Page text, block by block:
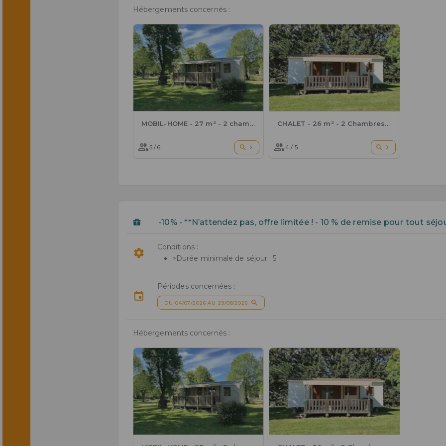
Hébergements concernés :
MOBIL-HOME - 27 m² - 2 chambres
5 / 6
CHALET - 26 m² - 2 Chambres - 4/5 pers
4 / 5
-10% - **N’attendez pas, offre limitée ! - 10 % de remise pour tout
Conditions :
>Durée minimale de séjour : 5
Périodes concernées :
DU 04/07/2026 AU 29/08/2026
Hébergements concernés :